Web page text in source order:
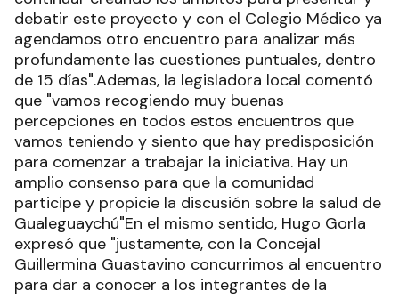
debatir este proyecto y con el Colegio Médico ya
agendamos otro encuentro para analizar más
profundamente las cuestiones puntuales, dentro
de 15 días".Ademas, la legisladora local comentó
que "vamos recogiendo muy buenas
percepciones en todos estos encuentros que
vamos teniendo y siento que hay predisposición
para comenzar a trabajar la iniciativa. Hay un
amplio consenso para que la comunidad
participe y propicie la discusión sobre la salud de
Gualeguaychú"En el mismo sentido, Hugo Gorla
expresó que "justamente, con la Concejal
Guillermina Guastavino concurrimos al encuentro
para dar a conocer a los integrantes de la